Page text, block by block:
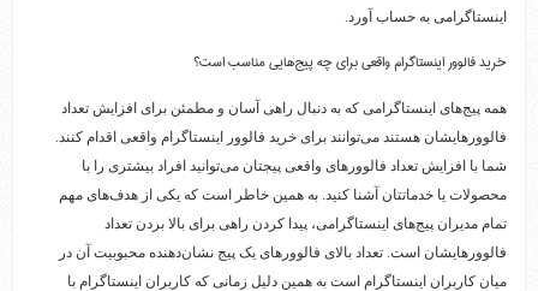
اینستاگرامی به حساب آورد.
خرید فالوور اینستاگرام واقعی برای چه پیج‌هایی مناسب است؟
همه پیج‌های اینستاگرامی که به دنبال راهی آسان و مطمئن برای افزایش تعداد
فالوورهایشان هستند می‌توانند برای خرید فالوور اینستاگرام واقعی اقدام کنند.
شما با افزایش تعداد فالوورهای واقعی پیجتان می‌توانید افراد بیشتری را با
محصولات یا خدماتتان آشنا کنید. به همین خاطر است که یکی از هدف‌های مهم
تمام مدیران پیج‌های اینستاگرامی، پیدا کردن راهی برای بالا بردن تعداد
فالوورهایشان است. تعداد بالای فالوورهای یک پیج نشان‌دهنده محبوبیت آن در
میان کاربران اینستاگرام است به همین دلیل زمانی که کاربران اینستاگرام با